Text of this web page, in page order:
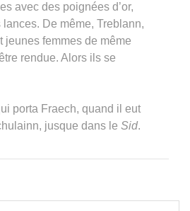
avec des poignées d’or,
De même, Treblann,
jeunes femmes de même
rendue. Alors ils se
porta Fraech, quand il eut
jusque dans le Sid.